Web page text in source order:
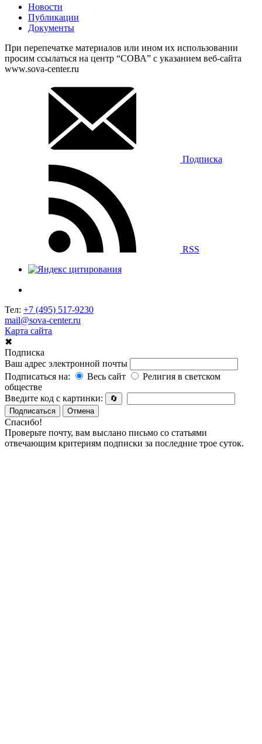
Новости
Публикации
Документы
При перепечатке материалов или ином их использовании
просим ссылаться на центр “СОВА” с указанием веб-сайта
www.sova-center.ru
Подписка
RSS
Тел: +7 (495) 517-9230
mail@sova-center.ru
Карта сайта
✖
Подписка
Ваш адрес электронной почты
Подписаться на:
Весь сайт
Религия в светском
обществе
Введите код с картинки:
🔄
Подписаться
Отмена
Спасибо!
Проверьте почту, вам выслано письмо со статьями
отвечающим критериям подписки за последние трое суток.